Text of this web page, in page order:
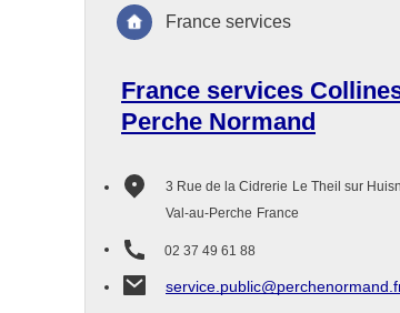
France services
Perche Normand
3 Rue de la Cidrerie Le Theil sur
Val-au-Perche France
02 37 49 61 88
France services